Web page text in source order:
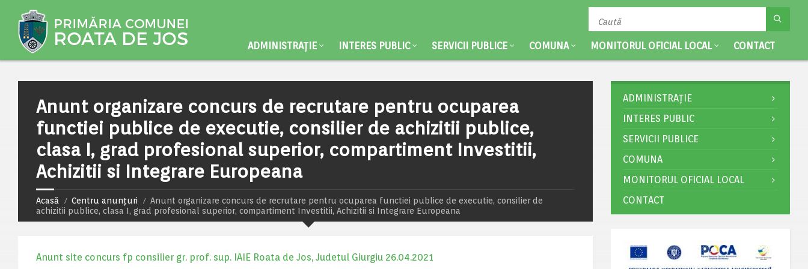
ADMINISTRAȚIE INTERES PUBLIC SERVICII PUBLICE COMUNA MONITORUL OFICIAL LOCAL CONTACT
Anunt organizare concurs de recrutare pentru ocuparea
functiei publice de executie, consilier de achizitii publice,
clasa I, grad profesional superior, compartiment Investitii,
Achizitii si Integrare Europeana
Acasă Centru anunțuri
Anunt organizare concurs de recrutare pentru ocuparea functiei publice de executie, consilier de
achizitii publice, clasa I, grad profesional superior, compartiment Investitii, Achizitii si Integrare Europeana
Anunt site concurs fp consilier gr. prof. sup. IAIE Roata de Jos, Judetul Giurgiu 26.04.2021
ADMINISTRAȚIE
INTERES PUBLIC
SERVICII PUBLICE
COMUNA
MONITORUL OFICIAL LOCAL
CONTACT